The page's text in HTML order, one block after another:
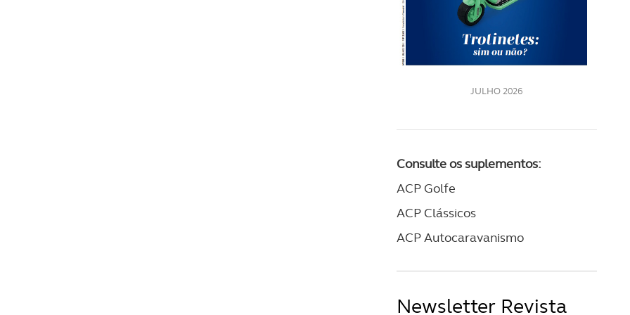
JULHO 2026
Consulte os suplementos:
ACP Golfe
ACP Clássicos
ACP Autocaravanismo
Newsletter Revista